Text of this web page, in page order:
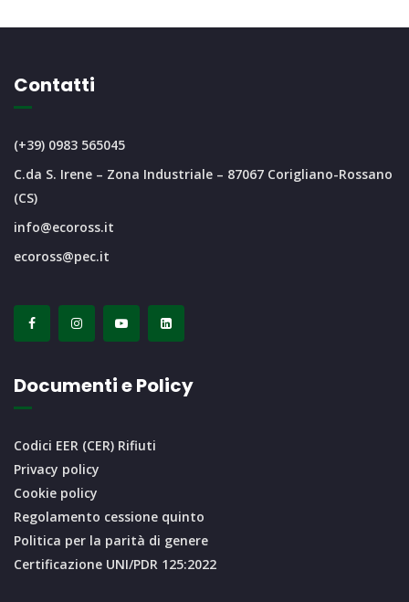
Contatti
(+39) 0983 565045
C.da S. Irene – Zona Industriale – 87067 Corigliano-Rossano
(CS)
info@ecoross.it
ecoross@pec.it
Documenti e Policy
Codici EER (CER) Rifiuti
Privacy policy
Cookie policy
Regolamento cessione quinto
Politica per la parità di genere
Certificazione UNI/PDR 125:2022